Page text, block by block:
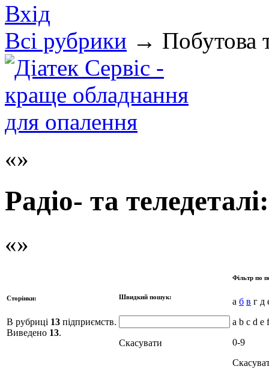
Вхід
Всi рубрики → Побутова
Радіо- та
Сторінки:
В рубриці 13 підприємств.
Виведено 13.
Швидкий пошук:
Скасувати
Фільтр по
а б в г д
a b c d e
0-9